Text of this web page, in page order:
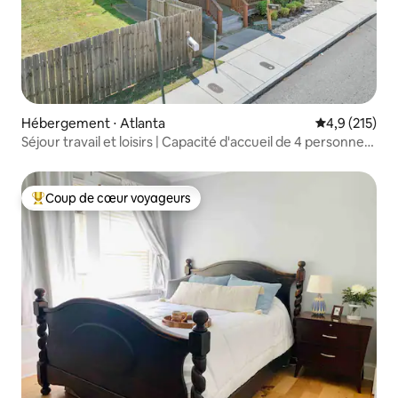
Hébergement ⋅ Atlanta Évaluation
4,9 (215)
Séjour travail et loisirs | Capacité d'accueil de 4 personnes |
Coups de cœur voyageurs les plus appréciés
Coup de cœur voyageurs